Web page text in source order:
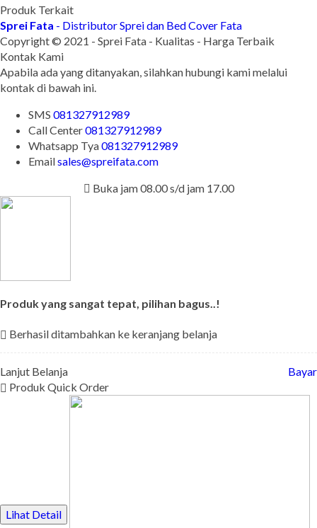
Produk Terkait
Sprei Fata - Distributor Sprei dan Bed Cover Fata
Copyright © 2021 - Sprei Fata - Kualitas - Harga Terbaik
Kontak Kami
Apabila ada yang ditanyakan, silahkan hubungi kami melalui
kontak di bawah ini.
SMS 081327912989
Call Center081327912989
Whatsapp Tya081327912989
Emailsales@spreifata.com
Buka jam 08.00 s/d jam 17.00
Produk yang sangat tepat, pilihan bagus..!
Berhasil ditambahkan ke keranjang belanja
Lanjut Belanja
Bayar
Produk Quick Order
Lihat Detail